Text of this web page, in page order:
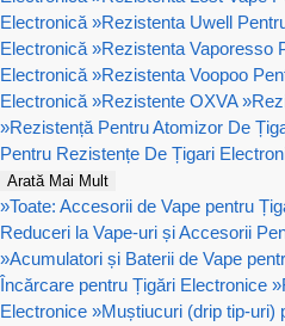
Electronică »Rezistenta Uwell
Electronică »Rezistenta Vaporesso
Electronică »Rezistenta Voopoo
Electronică »Rezistente OXVA »
»Rezistență Pentru Atomizor De
Pentru Rezistențe De Țigari
Arată Mai Mult
»Toate: Accesorii de Vape pentru
Reduceri la Vape-uri și Accesorii
»Acumulatori și Baterii de Vape
Încărcare pentru Țigări Electronice »
Electronice »Muștiucuri (drip tip-uri)